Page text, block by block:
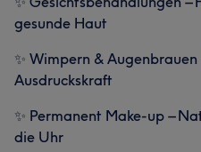
gesunde Haut
✨ Wimpern &
Ausdruckskraft
✨ Permanent Make-up –
die Uhr